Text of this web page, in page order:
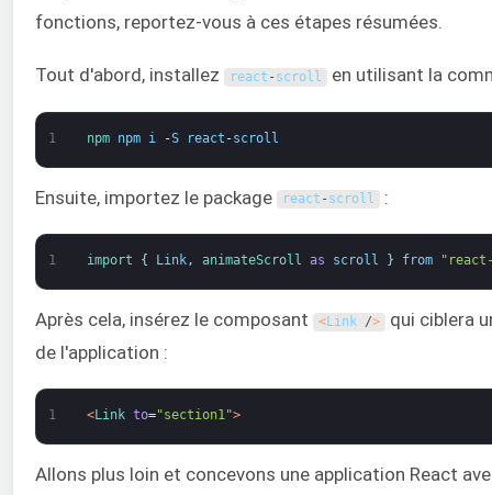
fonctions, reportez-vous à ces étapes résumées.
Tout d'abord, installez react - scroll en utilisant la
1 npm npm i -S react -scroll
Ensuite, importez le package react - scroll :
1 import { Link, animateScroll as scroll } from
Après cela, insérez le composant <Link /> qui ciblera
de l'application :
1 <Link to="section1">
Allons plus loin et concevons une application React